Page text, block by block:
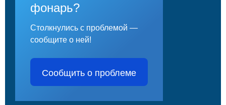
фонарь?
Столкнулись с проблемой —
сообщите о ней!
Сообщить о проблеме